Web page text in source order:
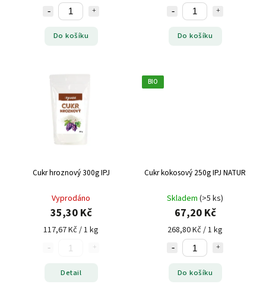
Do košíku Do košíku
Cukr hroznový 300g IPJ
Vyprodáno
35,30 Kč
117,67 Kč / 1 kg
Detail
BIO
Cukr kokosový 250g IPJ NATUR
Skladem (>5 ks)
67,20 Kč
268,80 Kč / 1 kg
Do košíku